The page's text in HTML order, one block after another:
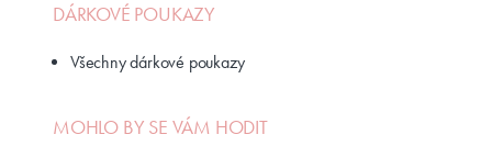
DÁRKOVÉ POUKAZY
Všechny dárkové poukazy
MOHLO BY SE VÁM HODIT